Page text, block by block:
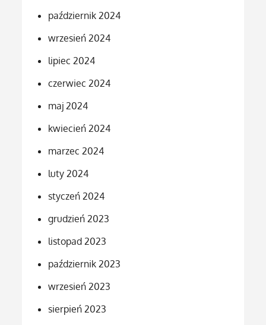
październik 2024
wrzesień 2024
lipiec 2024
czerwiec 2024
maj 2024
kwiecień 2024
marzec 2024
luty 2024
styczeń 2024
grudzień 2023
listopad 2023
październik 2023
wrzesień 2023
sierpień 2023